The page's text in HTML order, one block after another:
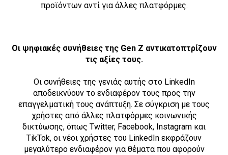
προϊόντων αντί για άλλες πλατφόρμες.
Οι ψηφιακές συνήθειες της Gen Z αντικατοπτρίζουν
τις αξίες τους.
Οι συνήθειες της γενιάς αυτής στο LinkedIn
αποδεικνύουν το ενδιαφέρον τους προς την
επαγγελματική τους ανάπτυξη. Σε σύγκριση με τους
χρήστες από άλλες πλατφόρμες κοινωνικής
δικτύωσης, όπως Twitter, Facebook, Instagram και
TikTok, οι νέοι χρήστες του LinkedIn εκφράζουν
μεγαλύτερο ενδιαφέρον για θέματα που αφορούν